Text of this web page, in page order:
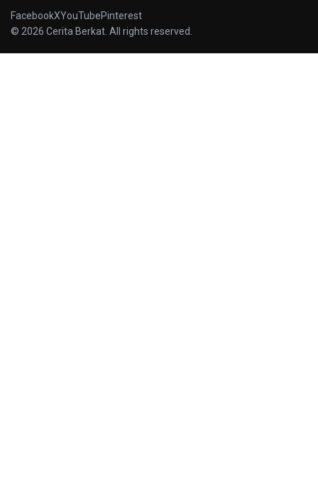
FacebookXYouTubePinterest
© 2026 Cerita Berkat. All rights reserved.